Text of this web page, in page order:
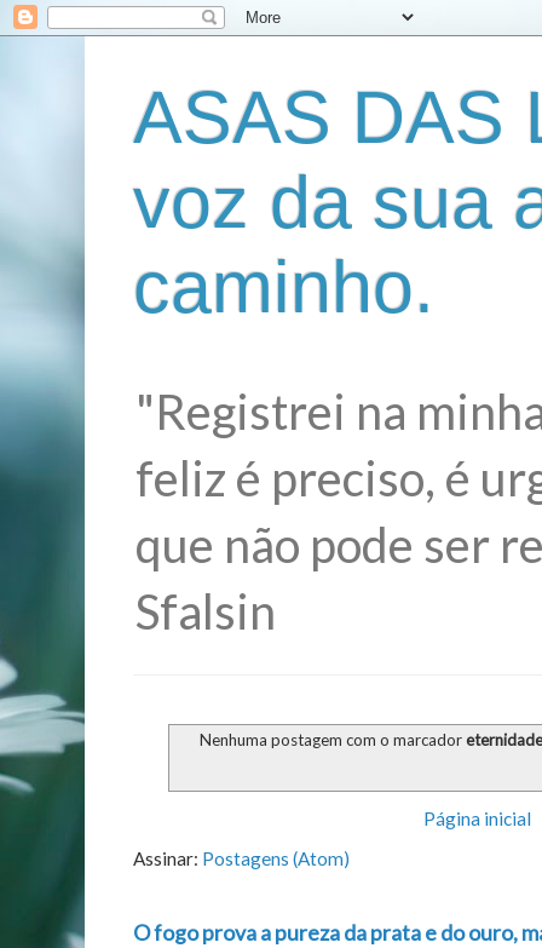
ASAS DAS
voz da sua
caminho.
"Registrei na
feliz é preciso, é
que não pode ser
Sfalsin
Nenhuma postagem com o marcadoreternidade
Página inicial
Assinar: Postagens (Atom)
O fogo prova a pureza da prata e do ouro,